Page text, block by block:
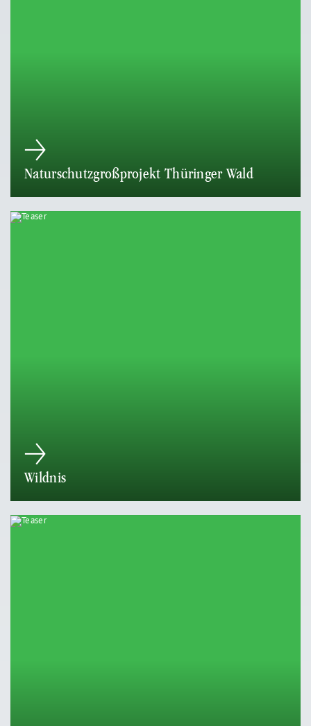
Naturschutzgroßprojekt Thüringer Wald
Wildnis